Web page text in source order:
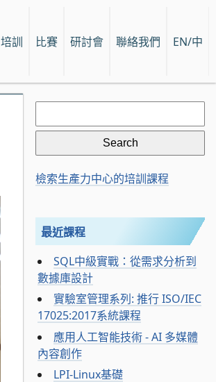
培訓 比賽 研討會 聯絡我們 EN/中
Search
for:
檢索生產力中心的培訓課程
最近課程
SQL中級實戰：從需求分析到
數據庫設計
實驗室管理系列: 推行 ISO/IEC
17025:2017系統課程
應用人工智能技術 - AI 多媒體
內容創作
LPI-Linux基礎